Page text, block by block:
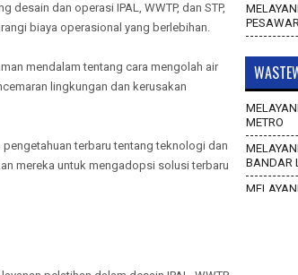
dan operasi IPAL, WWTP, dan STP,
biaya operasional yang berlebihan.
mendalam tentang cara mengolah air
lingkungan dan kerusakan
terbaru tentang teknologi dan
mereka untuk mengadopsi solusi terbaru
METRO
BANDAR